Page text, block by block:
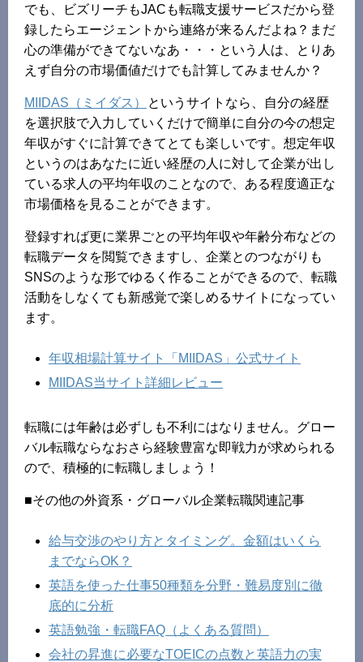
でも、ビズリーチもJACも転職支援サービスだから登
録したらエージェントから連絡が来るんだよね？まだ
心の準備ができてないなあ・・・という人は、とりあ
えず自分の市場価値だけでも計算してみませんか？
MIIDAS（ミイダス）
というサイトなら、自分の経歴
を選択肢で入力していくだけで簡単に自分の今の想定
年収がすぐに計算できてとても楽しいです。想定年収
というのはあなたに近い経歴の人に対して企業が出し
ている求人の平均年収のことなので、ある程度適正な
市場価格を見ることができます。
登録すれば更に業界ごとの平均年収や年齢分布などの
転職データを閲覧できますし、企業とのつながりも
SNSのような形でゆるく作ることができるので、転職
活動をしなくても新感覚で楽しめるサイトになってい
ます。
年収相場計算サイト「MIIDAS」公式サイト
MIIDAS当サイト詳細レビュー
転職には年齢は必ずしも不利にはなりません。グロー
バル転職ならなおさら経験豊富な即戦力が求められる
ので、積極的に転職しましょう！
■その他の外資系・グローバル企業転職関連記事
給与交渉のやり方とタイミング。金額はいくら
までならOK？
英語を使った仕事50種類を分野・難易度別に徹
底的に分析
英語勉強・転職FAQ（よくある質問）
会社の昇進に必要なTOEICの点数と英語力の実